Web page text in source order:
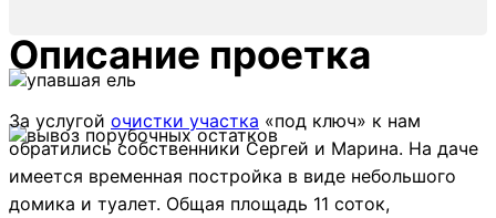
Описание проетка
За услугой очистки участка «под ключ» к нам
обратились собственники Сергей и Марина. На даче
имеется временная постройка в виде небольшого
домика и туалет. Общая площадь 11 соток,